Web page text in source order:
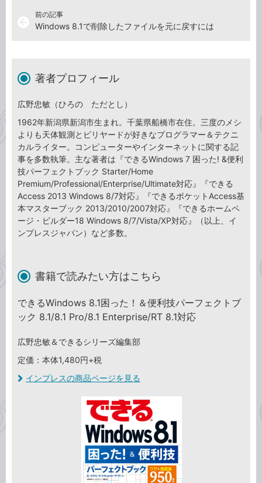
前の記事
Windows 8.1で削除したファイルを元に戻すには
著者プロフィール
広野忠敏（ひろの ただとし）
1962年新潟県新潟市生まれ。千葉県船橋市在住。三度のメシ
よりも天体観測とビリヤードが好きなプログラマー＆テクニ
カルライター。コンピューターやインターネットに関する記
事を多数執筆。主な著者は『できるWindows 7 困った! &便利
技パーフェクトブック Starter/Home
Premium/Professional/Enterprise/Ultimate対応』『できる
Access 2013 Windows 8/7対応』『できるポケットAccess基
本マスターブック 2013/2010/2007対応』『できるホームペ
ージ・ビルダー18 Windows 8/7/Vista/XP対応』（以上、イ
ンプレスジャパン）など多数。
書籍で読みたい方はこちら
できるWindows 8.1困った！＆便利技パーフェクトブ
ック 8.1/8.1 Pro/8.1 Enterprise/RT 8.1対応
広野忠敏＆できるシリーズ編集部
定価：本体1,480円+税
インプレスの商品ページを見る